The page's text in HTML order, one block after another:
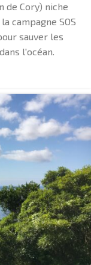
de Cory) niche
campagne SOS
sauver les
l'océan.